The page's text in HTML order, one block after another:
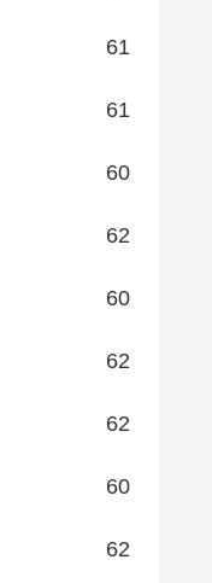
61
61
60
62
60
62
62
60
62